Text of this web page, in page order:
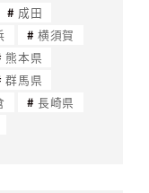
成田
横須賀
熊本県
群馬県
長崎県